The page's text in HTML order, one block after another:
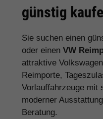
günstig
Sie suchen einen
oder einen VW
attraktive
Reimporte,
Vorlauffahrzeuge mit
moderner
Beratung.